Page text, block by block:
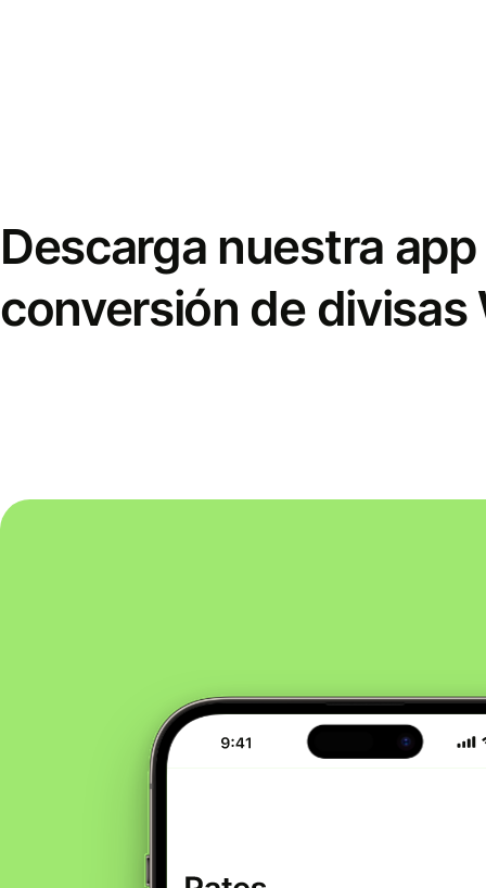
Descarga nuestra
conversión de divisas